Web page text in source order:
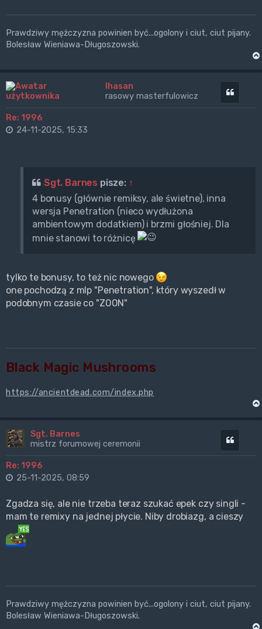
Prawdziwy mężczyzna powinien być...ogolony i ciut, ciut pijany.
Bolesław Wieniawa-Długoszowski.
Ihasan
rasowy masterfulowicz
Re: 1996
24-11-2025, 15:33
Sgt. Barnes pisze: ↑
4 bonusy (głównie remiksy, ale świetne), inna
wersja Penetration (nieco wydłużona
ambientowym dodatkiem) i brzmi głośniej. Dla
mnie stanowi to różnicę
tylko te bonusy, to też nic nowego
one pochodzą z mlp "Penetration", który wyszedł w
podobnym czasie co "ZOON"
Black Magic Mushrooms
https://ancientdead.com/index.php
Sgt. Barnes
mistrz forumowej ceremonii
Re: 1996
25-11-2025, 08:59
Zgadza się, ale nie trzeba teraz szukać epek czy singli -
mam te remixy na jednej płycie. Niby drobiazg, a cieszy
Prawdziwy mężczyzna powinien być...ogolony i ciut, ciut pijany.
Bolesław Wieniawa-Długoszowski.